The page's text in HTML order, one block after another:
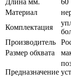
Материал
Комплектация
Производитель
Размер обхвата
Предназначение